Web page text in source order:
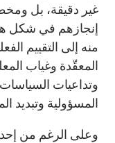
غير دقيقة، بل
إنجازهم في شكل هو
منه إلى التقييم
المعقّدة وغياب
وتداعيات
المسؤولية وتبديد
وعلى الرغم من